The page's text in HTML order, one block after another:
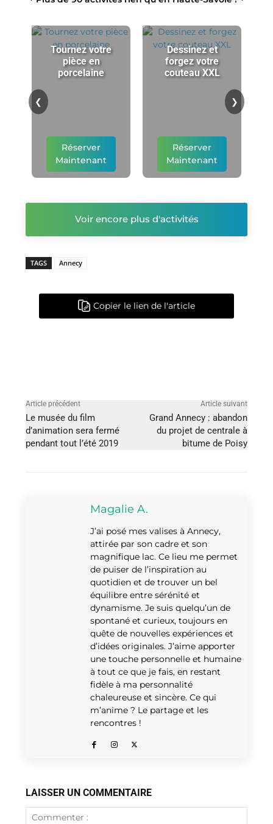
Tournez votre
pièce en
porcelaine
Réserver
Maintenant
Dessinez et
forgez votre
couteau XXL
Réserver
Maintenant
❮ ❯
Voir encore plus d'activités
TAGS Annecy
Copier le lien de l'article
Article précédent
Le musée du film
d’animation sera fermé
pendant tout l’été 2019
Article suivant
Grand Annecy : abandon
du projet de centrale à
bitume de Poisy
Magalie A.
J’ai posé mes valises à Annecy,
attirée par son cadre et son
magnifique lac. Ce lieu me permet
de puiser de l’inspiration au
quotidien et de trouver un bel
équilibre entre sérénité et
dynamisme. Je suis quelqu’un de
spontané et curieux, toujours en
quête de nouvelles expériences et
d’idées originales. J’aime apporter
une touche personnelle et humaine
à tout ce que je fais, en restant
fidèle à ma personnalité
chaleureuse et sincère. Ce qui
m’anime ? Le partage et les
rencontres !
LAISSER UN COMMENTAIRE